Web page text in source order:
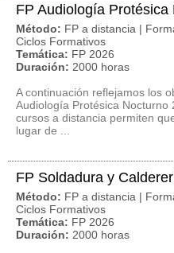
FP Audiología Protésica
Método: FP a distancia |
Ciclos Formativos
Temática: FP 2026
Duración: 2000 horas
A continuación reflejamos los
Audiología Protésica
cursos a distancia permiten
lugar de ...
FP Soldadura y
Método: FP a distancia |
Ciclos Formativos
Temática: FP 2026
Duración: 2000 horas